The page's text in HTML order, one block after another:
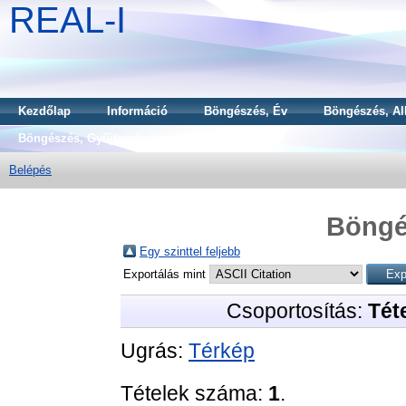
REAL-I
Kezdőlap Információ Böngészés, Év
Böngészés,
Böngészés, Gyűjtemény
Belépés
Egy szinttel feljebb
Exportálás mint
Csoportosítás:
Ugrás: Térkép
Tételek száma: 1.